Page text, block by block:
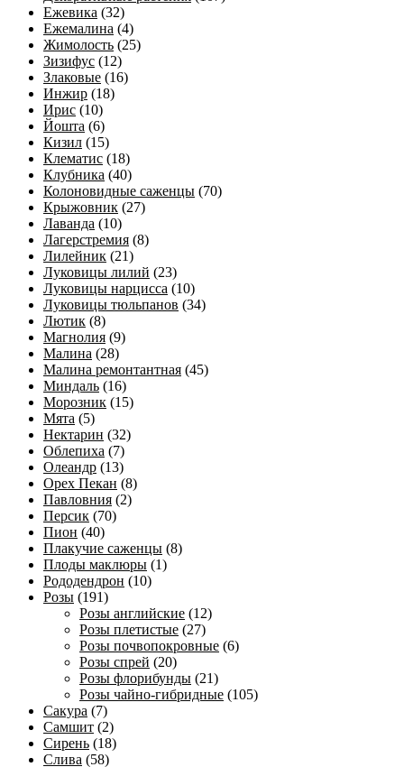
Ежевика (32)
Ежемалина (4)
Жимолость (25)
Зизифус (12)
Злаковые (16)
Инжир (18)
Ирис (10)
Йошта (6)
Кизил (15)
Клематис (18)
Клубника (40)
Колоновидные саженцы (70)
Крыжовник (27)
Лаванда (10)
Лагерстремия (8)
Лилейник (21)
Луковицы лилий (23)
Луковицы нарцисса (10)
Луковицы тюльпанов (34)
Лютик (8)
Магнолия (9)
Малина (28)
Малина ремонтантная (45)
Миндаль (16)
Морозник (15)
Мята (5)
Нектарин (32)
Облепиха (7)
Олеандр (13)
Орех Пекан (8)
Павловния (2)
Персик (70)
Пион (40)
Плакучие саженцы (8)
Плоды маклюры (1)
Рододендрон (10)
Розы (191)
Розы английские (12)
Розы плетистые (27)
Розы почвопокровные (6)
Розы спрей (20)
Розы флорибунды (21)
Розы чайно-гибридные (105)
Сакура (7)
Самшит (2)
Сирень (18)
Слива (58)